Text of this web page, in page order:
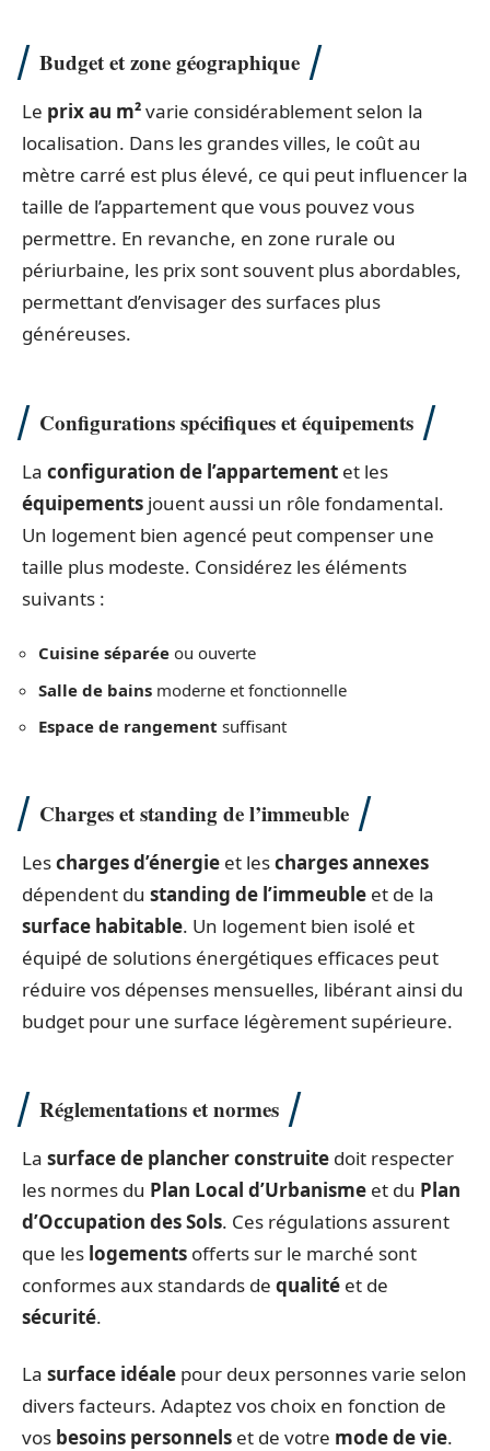
Budget et zone géographique
Le prix au m²varie considérablement selon la
localisation. Dans les grandes villes, le coût au
mètre carré est plus élevé, ce qui peut influencer la
taille de l’appartement que vous pouvez vous
permettre. En revanche, en zone rurale ou
périurbaine, les prix sont souvent plus abordables,
permettant d’envisager des surfaces plus
généreuses.
Configurations spécifiques et équipements
La configuration de l’appartement et les
équipements jouent aussi un rôle fondamental.
Un logement bien agencé peut compenser une
taille plus modeste. Considérez les éléments
suivants :
Cuisine séparée ou ouverte
Salle de bains moderne et fonctionnelle
Espace de rangement suffisant
Charges et standing de l’immeuble
Lescharges d’énergie et lescharges annexes
dépendent du standing de l’immeuble et de la
surface habitable. Un logement bien isolé et
équipé de solutions énergétiques efficaces peut
réduire vos dépenses mensuelles, libérant ainsi du
budget pour une surface légèrement supérieure.
Réglementations et normes
La surface de plancher construite doit respecter
les normes du Plan Local d’Urbanisme et du Plan
d’Occupation des Sols. Ces régulations assurent
que les logements offerts sur le marché sont
conformes aux standards de qualité et de
sécurité.
La surface idéale pour deux personnes varie selon
divers facteurs. Adaptez vos choix en fonction de
vos besoins personnels et de votre mode de vie.